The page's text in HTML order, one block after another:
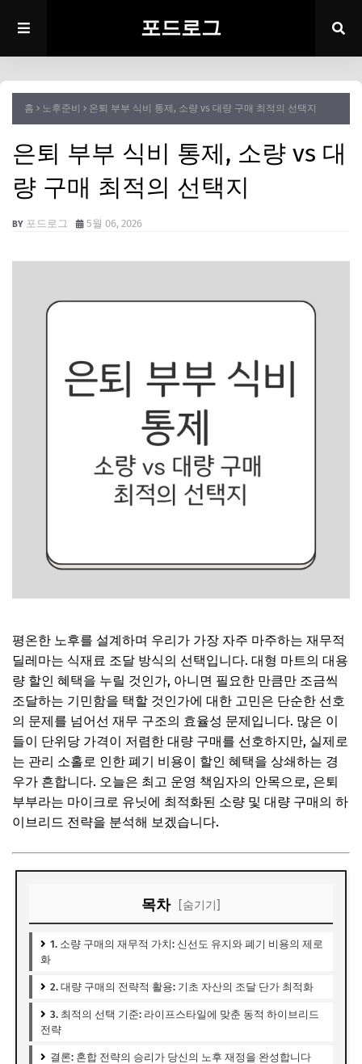
포드로그
홈 노후준비 은퇴 부부 식비 통제, 소량 vs 대량 구매 최적의 선택지
은퇴 부부 식비 통제, 소량 vs 대
량 구매 최적의 선택지
포드로그 5월 06, 2026
평온한 노후를 설계하며 우리가 가장 자주 마주하는 재무적
딜레마는 식재료 조달 방식의 선택입니다. 대형 마트의 대용
량 할인 혜택을 누릴 것인가, 아니면 필요한 만큼만 조금씩
조달하는 기민함을 택할 것인가에 대한 고민은 단순한 선호
의 문제를 넘어선 재무 구조의 효율성 문제입니다. 많은 이
들이 단위당 가격이 저렴한 대량 구매를 선호하지만, 실제로
는 관리 소홀로 인한 폐기 비용이 할인 혜택을 상쇄하는 경
우가 흔합니다. 오늘은 최고 운영 책임자의 안목으로, 은퇴
부부라는 마이크로 유닛에 최적화된 소량 및 대량 구매의 하
이브리드 전략을 분석해 보겠습니다.
목차 [숨기기]
1. 소량 구매의 재무적 가치: 신선도 유지와 폐기 비용의 제로
화
2. 대량 구매의 전략적 활용: 기초 자산의 조달 단가 최적화
3. 최적의 선택 기준: 라이프스타일에 맞춘 동적 하이브리드
전략
결론: 혼합 전략의 승리가 당신의 노후 재정을 완성합니다